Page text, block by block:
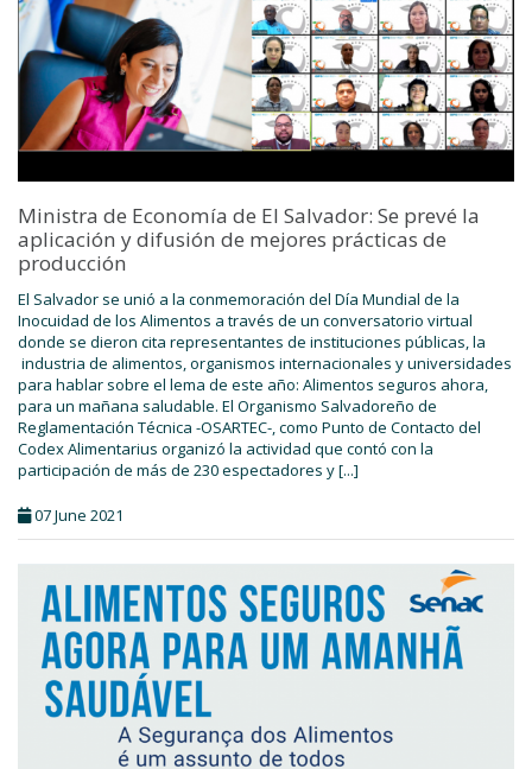
Ministra de Economía de El Salvador: Se prevé la
aplicación y difusión de mejores prácticas de
producción
El Salvador se unió a la conmemoración del Día Mundial de la
Inocuidad de los Alimentos a través de un conversatorio virtual
donde se dieron cita representantes de instituciones públicas, la
industria de alimentos, organismos internacionales y universidades
para hablar sobre el lema de este año: Alimentos seguros ahora,
para un mañana saludable. El Organismo Salvadoreño de
Reglamentación Técnica -OSARTEC-, como Punto de Contacto del
Codex Alimentarius organizó la actividad que contó con la
participación de más de 230 espectadores y [...]
07 June 2021